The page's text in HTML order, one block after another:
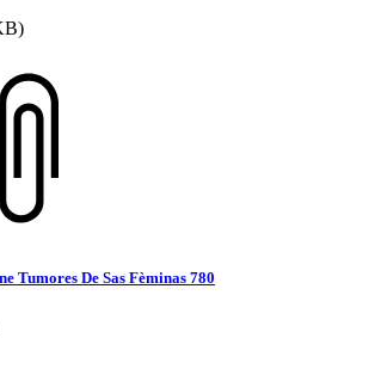
Tumores De Sas Fèminas 780